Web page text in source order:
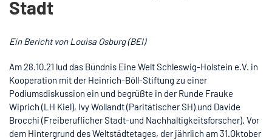
Stadt
Ein Bericht von Louisa Osburg (BEI)
Am 28.10.21 lud das Bündnis Eine Welt Schleswig-Holstein e.V. in
Kooperation mit der Heinrich-Böll-Stiftung zu einer
Podiumsdiskussion ein und begrüßte in der Runde Frauke
Wiprich (LH Kiel), Ivy Wollandt (Paritätischer SH) und Davide
Brocchi (Freiberuflicher Stadt-und Nachhaltigkeitsforscher). Vor
dem Hintergrund des Weltstädtetages, der jährlich am 31.Oktober